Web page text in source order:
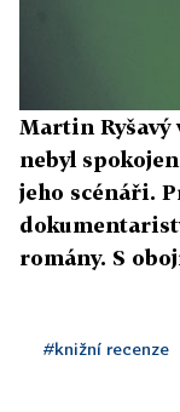
Martin Ryšavý
nebyl
jeho scénáři.
romány. S
#knižní recenze